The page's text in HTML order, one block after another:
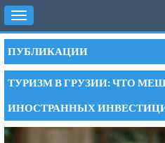
Toggle
navigation
ПУБЛИКАЦИИ
ТУРИЗМ В ГРУЗИИ: ЧТО
ИНОСТРАННЫХ